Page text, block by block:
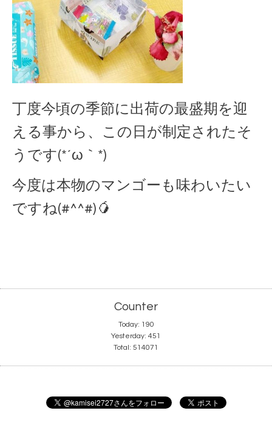
丁度今頃の季節に出荷の最盛期を迎
える事から、この日が制定されたそ
うです(*´ω｀*)
今度は本物のマンゴーも味わいたい
ですね(#^^#)🥭
Counter
Today: 190
Yesterday: 451
Total: 514071